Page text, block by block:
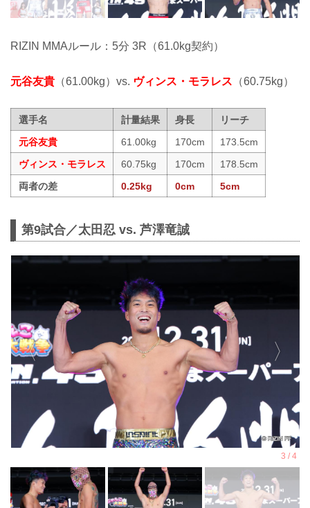
RIZIN MMAルール：5分 3R（61.0kg契約）
元谷友貴 （61.00kg）vs. ヴィンス・モラレス （60.75kg）
選手名 計量結果 身長
リーチ
元谷友貴
61.00kg 170cm
173.5cm
ヴィンス・モラレス
60.75kg 170cm
178.5cm
両者の差
0.25kg 0cm 5cm
第9試合／太田忍 vs. 芦澤竜誠